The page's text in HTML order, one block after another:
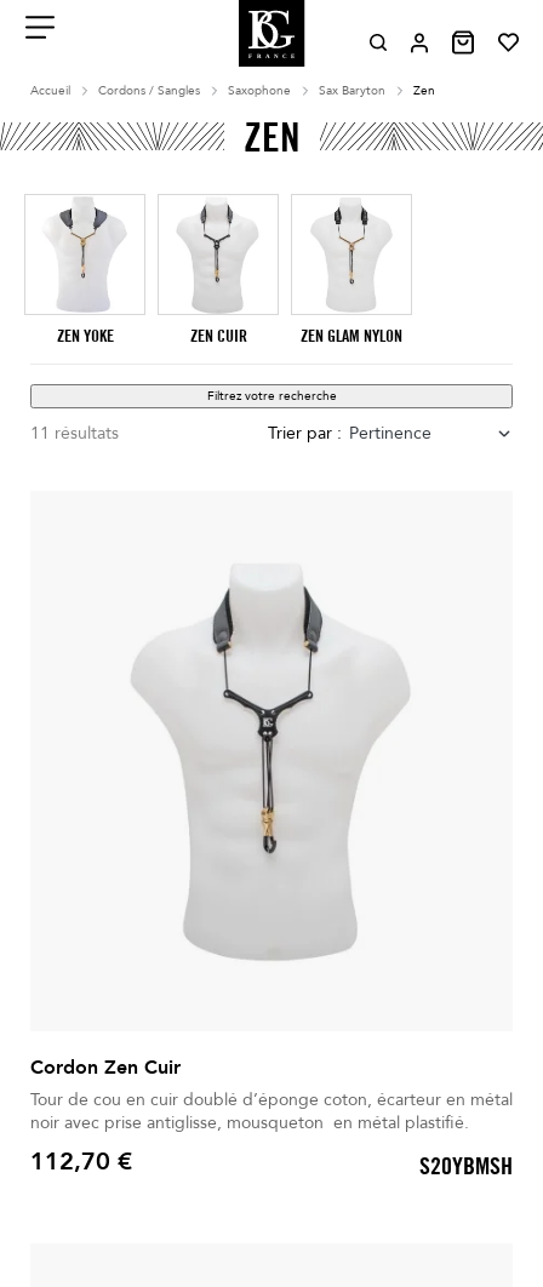
contenu
Accueil Cordons / Sangles Saxophone Sax Baryton Zen
ZEN
ZEN YOKE ZEN CUIR ZEN GLAM NYLON
Filtrez votre recherche
11 résultats Trier par : Pertinence
Cordon Zen Cuir
Tour de cou en cuir doublé d’éponge coton, écarteur en métal
noir avec prise antiglisse, mousqueton en métal plastifié.
Prix
112,70 € S20YBMSH